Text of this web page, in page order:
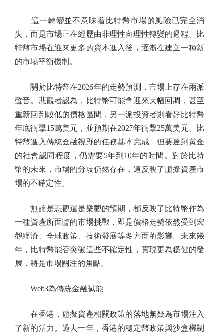
這一轉變並不意味着比特幣市場的風險已完全消
失，而是市場正在經歷由非理性向理性轉變的過程。比
特幣市場在迎來更多的資本進入後，逐漸在建立一種新
的市場平衡機制。
關於比特幣在2026年的走勢預測，市場上存在兩派
聲音。悲觀者認為，比特幣可能會迎來大幅回調，甚至
重新回到較低的價格區間，另一派投資者則看好比特幣
年底衝擊15萬美元，並預期在2027年衝擊25萬美元。比
特幣進入傳統金融視野的任務基本完成，但要達到黃金
的社會認同程度，仍需要5年到10年的時間。對於比特
幣的未來，市場的分歧仍然存在，這反映了虛擬資產市
場的不確定性。
無論是悲觀還是樂觀的預期，都反映了比特幣作為
一種資產所面臨的市場挑戰，即是價格走勢依然受到宏
觀經濟、全球政策、技術發展等多方面的影響。未來幾
年，比特幣能否突破這些不確定性，實現更為穩健的發
展，將是市場關注的焦點。
Web3為傳統金融賦能
在香港，虛擬資產相關政策的落地無疑為市場注入
了新的活力。過去一年，香港的穩定幣政策與沙盒機制